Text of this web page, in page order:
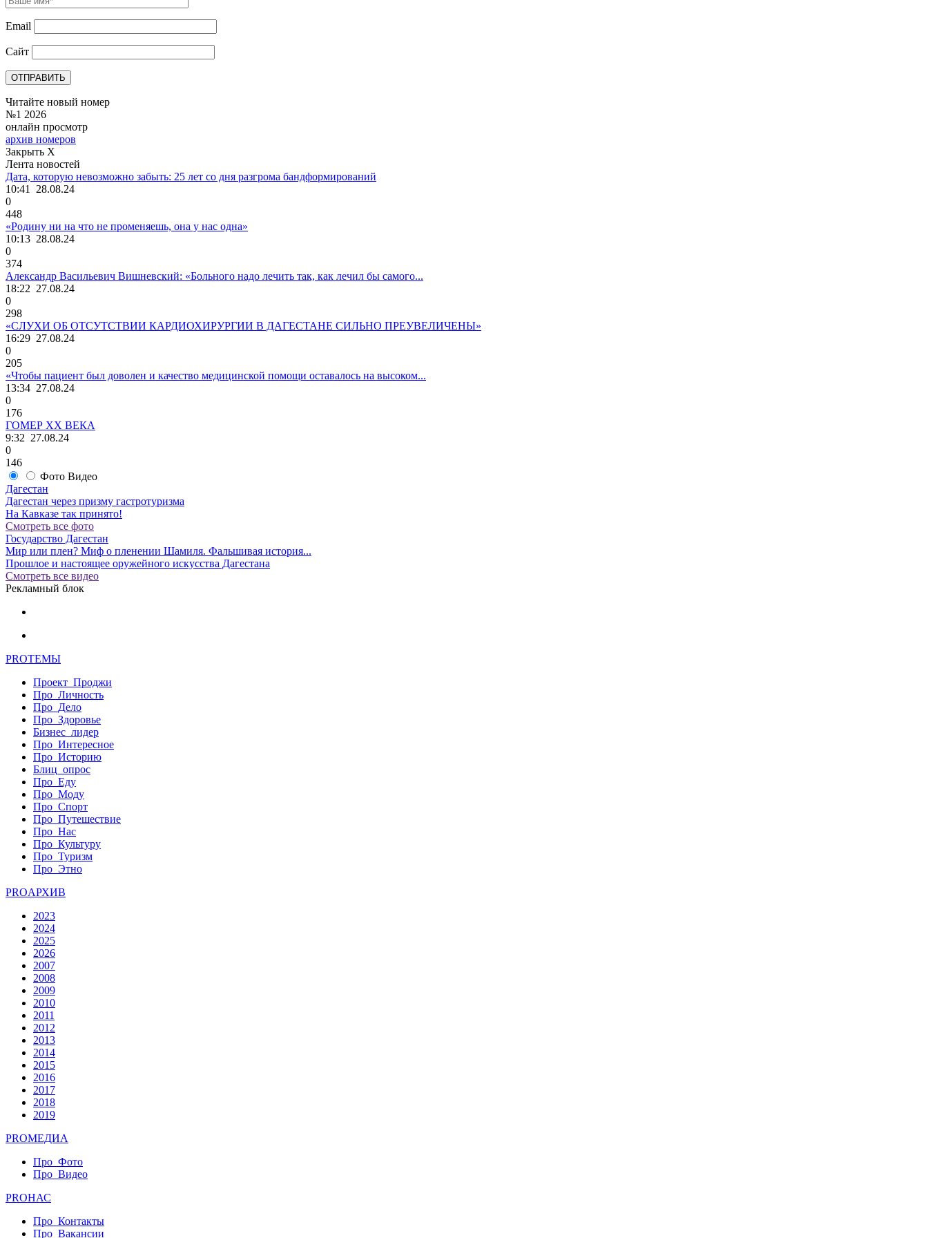
Email
Сайт
Читайте новый номер
№1 2026
онлайн просмотр
архив номеров
Закрыть X
Лента новостей
Дата, которую невозможно забыть: 25 лет со дня разгрома бандформирований
10:41 28.08.24
0
448
«Родину ни на что не променяешь, она у нас одна»
10:13 28.08.24
0
374
Александр Васильевич Вишневский: «Больного надо лечить так, как лечил бы самого...
18:22 27.08.24
0
298
«СЛУХИ ОБ ОТСУТСТВИИ КАРДИОХИРУРГИИ В ДАГЕСТАНЕ СИЛЬНО ПРЕУВЕЛИЧЕНЫ»
16:29 27.08.24
0
205
«Чтобы пациент был доволен и качество медицинской помощи оставалось на высоком...
13:34 27.08.24
0
176
ГОМЕР ХХ ВЕКА
9:32 27.08.24
0
146
Фото Видео
Дагестан
Дагестан через призму гастротуризма
На Кавказе так принято!
Смотреть все фото
Государство Дагестан
Мир или плен? Миф о пленении Шамиля. Фальшивая история...
Прошлое и настоящее оружейного искусства Дагестана
Смотреть все видео
Рекламный блок
PROТЕМЫ
Проект_Проджи
Про_Личность
Про_Дело
Про_Здоровье
Бизнес_лидер
Про_Интересное
Про_Историю
Блиц_опрос
Про_Еду
Про_Моду
Про_Спорт
Про_Путешествие
Про_Нас
Про_Культуру
Про_Туризм
Про_Этно
PROАРХИВ
2023
2024
2025
2026
2007
2008
2009
2010
2011
2012
2013
2014
2015
2016
2017
2018
2019
PROМЕДИА
Про_Фото
Про_Видео
PROНАС
Про_Контакты
Про_Вакансии